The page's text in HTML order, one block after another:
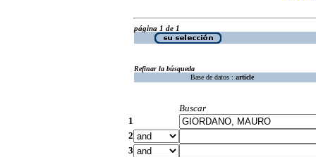
página 1 de 1
Refinar la búsqueda
Base de datos : article
Buscar
1
2
3